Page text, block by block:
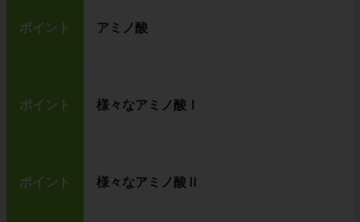
ポイント アミノ酸
ポイント 様々なアミノ酸Ⅰ
ポイント 様々なアミノ酸Ⅱ